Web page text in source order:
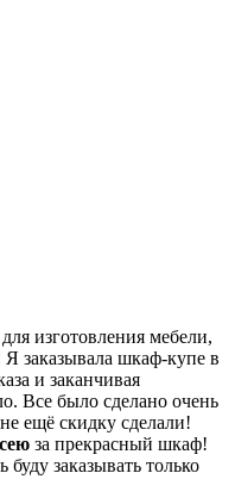
изготовления мебели,
заказывала шкаф-купе в
и заканчивая
Все было сделано очень
ещё скидку сделали!
за прекрасный шкаф!
заказывать только